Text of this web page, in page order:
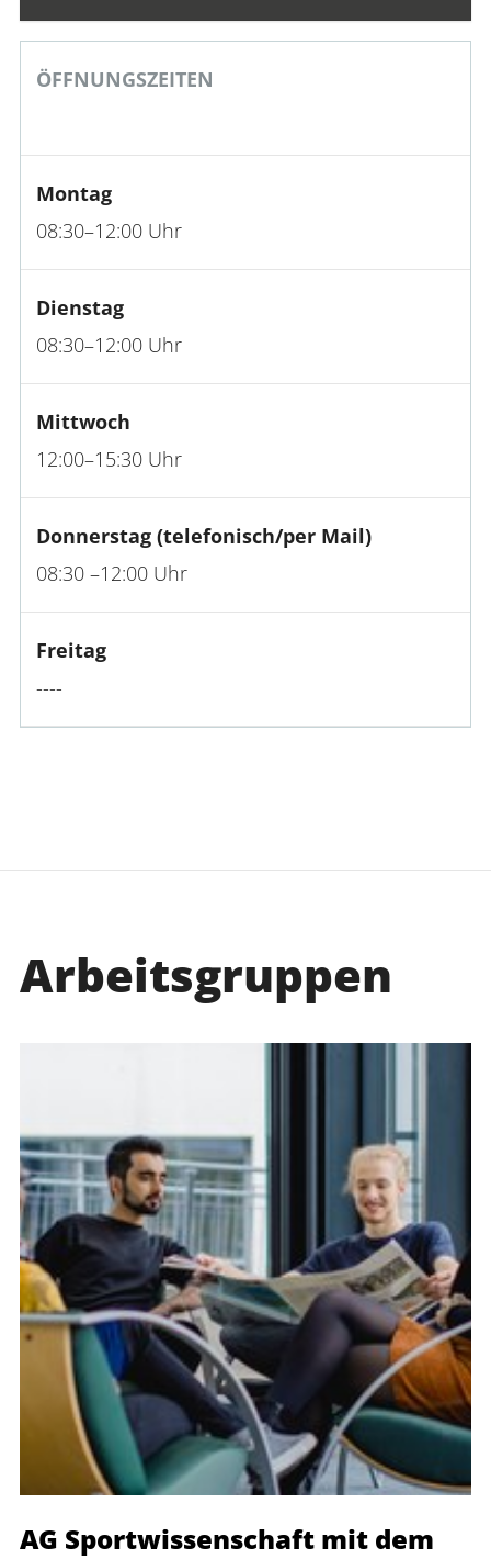
ÖFFNUNGSZEITEN
Montag
08:30–12:00 Uhr
Dienstag
08:30–12:00 Uhr
Mittwoch
12:00–15:30 Uhr
Donnerstag (telefonisch/per Mail)
08:30 –12:00 Uhr
Freitag
----
Arbeitsgruppen
AG Sportwissenschaft mit dem